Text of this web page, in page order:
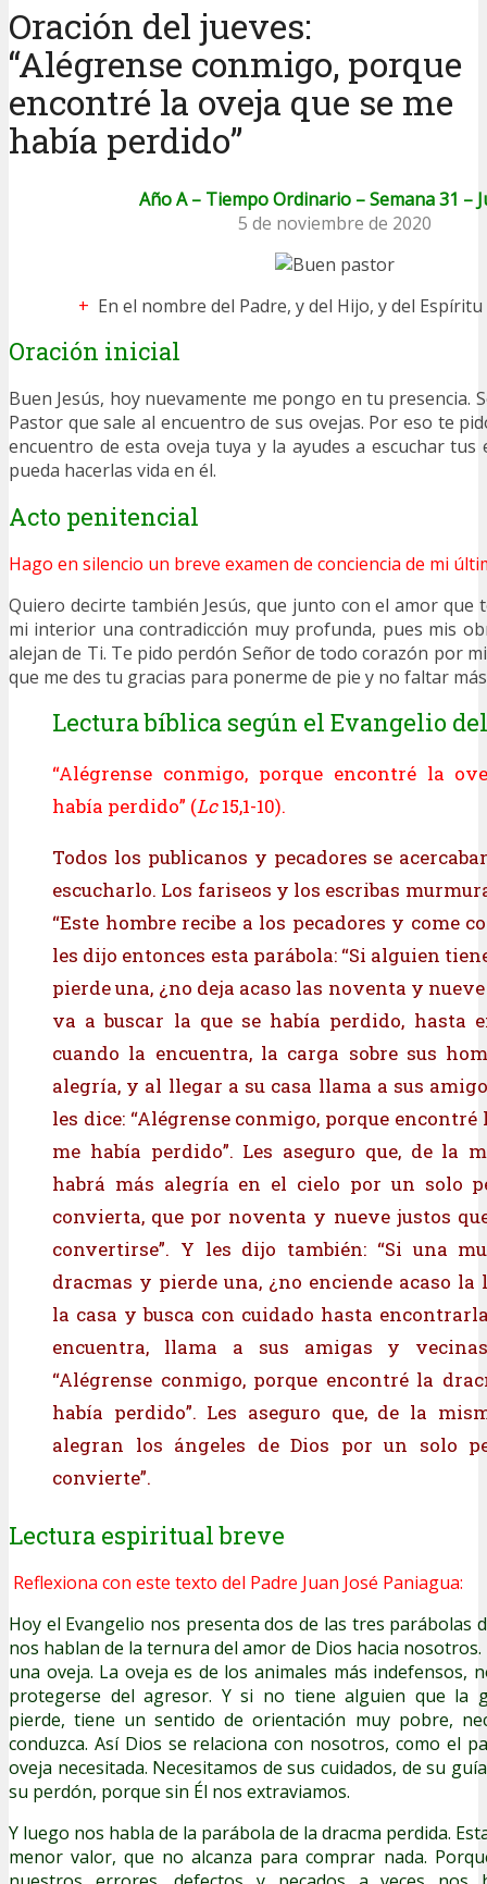
Oración del jueves:
“Alégrense conmigo, porque
encontré la oveja que se me
había perdido”
Año A – Tiempo Ordinario – Semana 31 –
5 de noviembre de 2020
+ En el nombre del Padre, y del Hijo, y del Espíritu
Oración inicial
Buen Jesús, hoy nuevamente me pongo en tu presencia.
Pastor que sale al encuentro de sus ovejas. Por eso te
encuentro de esta oveja tuya y la ayudes a escuchar tus
pueda hacerlas vida en él.
Acto penitencial
Hago en silencio un breve examen de conciencia de mi
Quiero decirte también Jesús, que junto con el amor que
mi interior una contradicción muy profunda, pues mis
alejan de Ti. Te pido perdón Señor de todo corazón por
que me des tu gracias para ponerme de pie y no faltar
Lectura bíblica según el Evangelio
“Alégrense conmigo, porque encontré la
había perdido” (Lc15,1-10).
Todos los publicanos y pecadores se
escucharlo. Los fariseos y los escribas
“Este hombre recibe a los pecadores y come
les dijo entonces esta parábola: “Si alguien
pierde una, ¿no deja acaso las noventa y
va a buscar la que se había perdido, hasta
cuando la encuentra, la carga sobre sus
alegría, y al llegar a su casa llama a sus
les dice: “Alégrense conmigo, porque encontré
me había perdido”. Les aseguro que, de la
habrá más alegría en el cielo por un solo
convierta, que por noventa y nueve justos
convertirse”. Y les dijo también: “Si una
dracmas y pierde una, ¿no enciende acaso la
la casa y busca con cuidado hasta
encuentra, llama a sus amigas y
“Alégrense conmigo, porque encontré la
había perdido”. Les aseguro que, de la
alegran los ángeles de Dios por un solo
convierte”.
Lectura espiritual breve
Reflexiona con este texto del Padre Juan José Paniagua:
Hoy el Evangelio nos presenta dos de las tres parábolas
nos hablan de la ternura del amor de Dios hacia
una oveja. La oveja es de los animales más indefensos,
protegerse del agresor. Y si no tiene alguien que la
pierde, tiene un sentido de orientación muy pobre,
conduzca. Así Dios se relaciona con nosotros, como el
oveja necesitada. Necesitamos de sus cuidados, de su
su perdón, porque sin Él nos extraviamos.
Y luego nos habla de la parábola de la dracma perdida.
menor valor, que no alcanza para comprar nada.